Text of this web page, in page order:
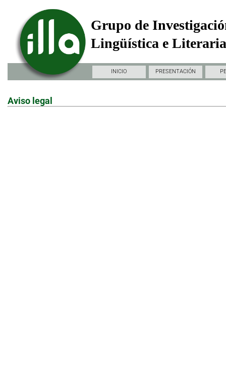
Grupo de
Lingüística e
INICIO PRESENTACIÓN
Aviso legal